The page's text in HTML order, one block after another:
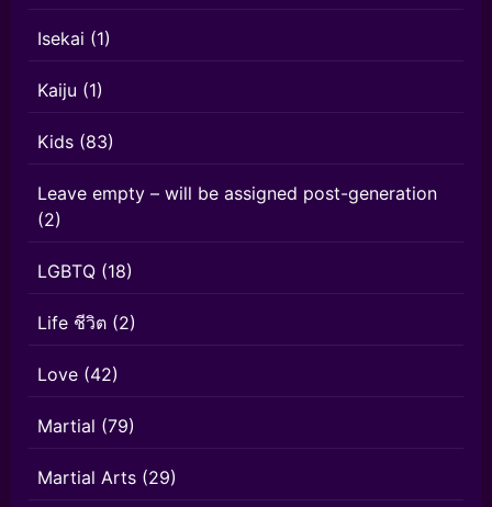
Isekai (1)
Kaiju (1)
Kids (83)
Leave empty – will be assigned post-generation
(2)
LGBTQ (18)
Life ชีวิต (2)
Love (42)
Martial (79)
Martial Arts (29)